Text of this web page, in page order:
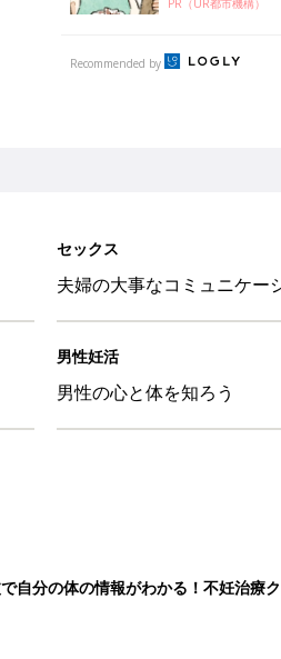
PR（UR都市機構）
Recommended by
セックス
夫婦の大事なコミュニケー
男性妊活
男性の心と体を知ろう
自分の体の情報がわかる！不妊治療